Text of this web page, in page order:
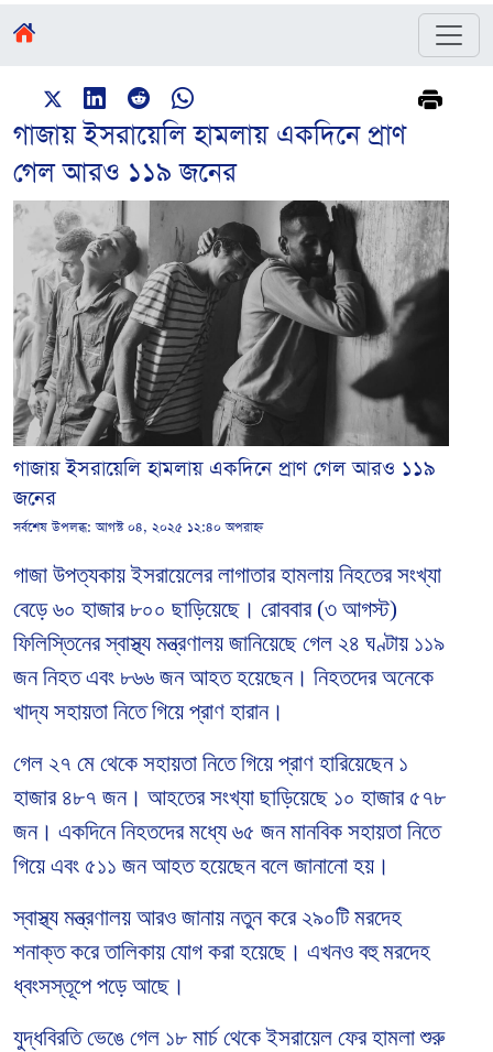
গাজায় ইসরায়েলি হামলায় একদিনে প্রাণ
গেল আরও ১১৯ জনের
গাজায় ইসরায়েলি হামলায় একদিনে প্রাণ গেল আরও ১১৯
জনের
সর্বশেষ উপলব্ধ:আগস্ট ০৪, ২০২৫ ১২:৪০ অপরাহ্ন
গাজা উপত্যকায় ইসরায়েলের লাগাতার হামলায় নিহতের সংখ্যা
বেড়ে ৬০ হাজার ৮০০ ছাড়িয়েছে। রোববার (৩ আগস্ট)
ফিলিস্তিনের স্বাস্থ্য মন্ত্রণালয় জানিয়েছে গেল ২৪ ঘণ্টায় ১১৯
জন নিহত এবং ৮৬৬ জন আহত হয়েছেন। নিহতদের অনেকে
খাদ্য সহায়তা নিতে গিয়ে প্রাণ হারান।
গেল ২৭ মে থেকে সহায়তা নিতে গিয়ে প্রাণ হারিয়েছেন ১
হাজার ৪৮৭ জন। আহতের সংখ্যা ছাড়িয়েছে ১০ হাজার ৫৭৮
জন। একদিনে নিহতদের মধ্যে ৬৫ জন মানবিক সহায়তা নিতে
গিয়ে এবং ৫১১ জন আহত হয়েছেন বলে জানানো হয়।
স্বাস্থ্য মন্ত্রণালয় আরও জানায় নতুন করে ২৯০টি মরদেহ
শনাক্ত করে তালিকায় যোগ করা হয়েছে। এখনও বহু মরদেহ
ধ্বংসস্তূপে পড়ে আছে।
যুদ্ধবিরতি ভেঙে গেল ১৮ মার্চ থেকে ইসরায়েল ফের হামলা শুরু